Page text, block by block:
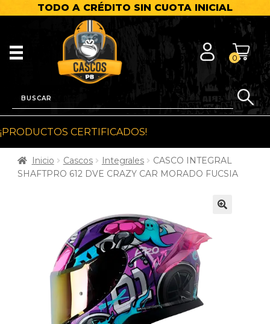
TODO A CRÉDITO SIN CUOTA INICIAL
0
¡PRODUCTOS CERTIFICADOS!
Inicio Cascos Integrales
CASCO INTEGRAL
SHAFTPRO 612 DVE CRAZY CAR MORADO FUCSIA